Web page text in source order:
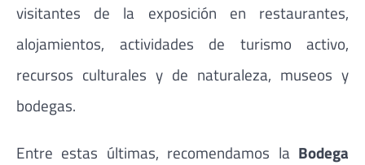
visitantes de la exposición en restaurantes,
alojamientos, actividades de turismo activo,
recursos culturales y de naturaleza, museos y
bodegas.
Entre estas últimas, recomendamos la Bodega